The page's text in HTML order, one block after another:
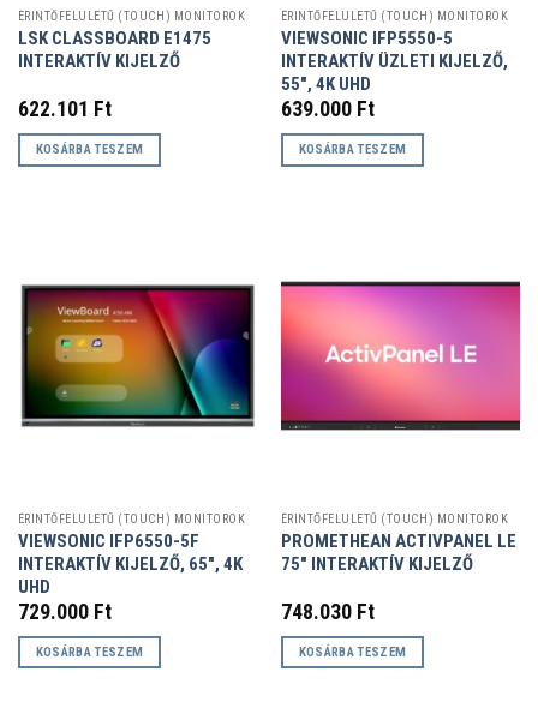
ÉRINTŐFELÜLETŰ (TOUCH) MONITOROK
LSK CLASSBOARD E1475
INTERAKTÍV KIJELZŐ
622.101 Ft
KOSÁRBA TESZEM
ÉRINTŐFELÜLETŰ (TOUCH) MONITOROK
VIEWSONIC IFP5550-5
INTERAKTÍV ÜZLETI KIJELZŐ,
55″, 4K UHD
639.000 Ft
KOSÁRBA TESZEM
ÉRINTŐFELÜLETŰ (TOUCH) MONITOROK
VIEWSONIC IFP6550-5F
INTERAKTÍV KIJELZŐ, 65″, 4K
UHD
729.000 Ft
KOSÁRBA TESZEM
ÉRINTŐFELÜLETŰ (TOUCH) MONITOROK
PROMETHEAN ACTIVPANEL LE
75″ INTERAKTÍV KIJELZŐ
748.030 Ft
KOSÁRBA TESZEM